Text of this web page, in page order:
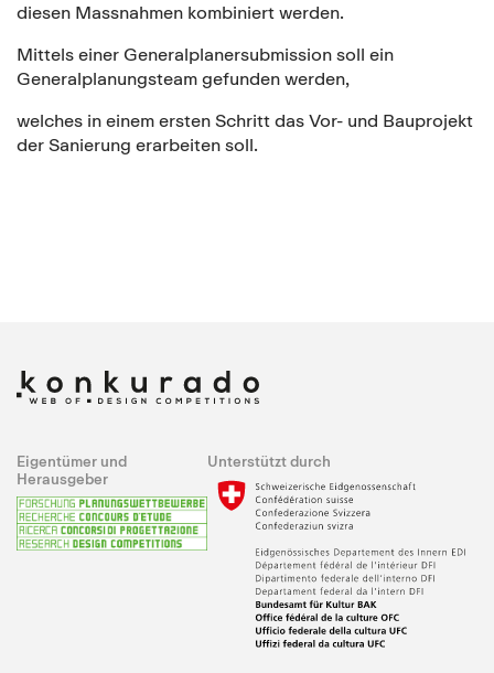
diesen Massnahmen kombiniert werden.
Mittels einer Generalplanersubmission soll ein
Generalplanungsteam gefunden werden,
welches in einem ersten Schritt das Vor- und Bauprojekt
der Sanierung erarbeiten soll.
Eigentümer und
Herausgeber
Unterstützt durch